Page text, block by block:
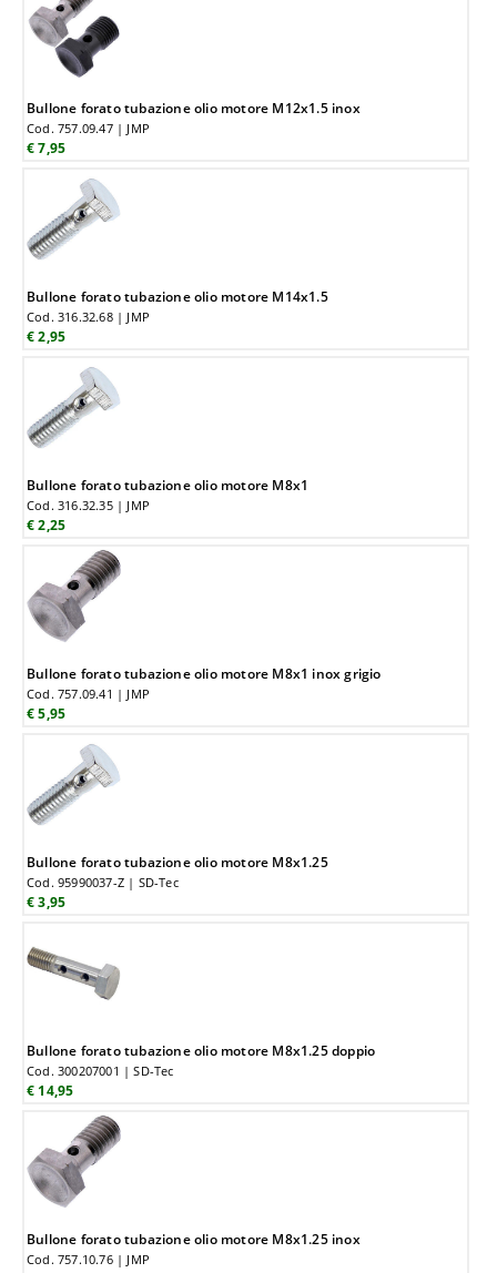
Bullone forato tubazione olio motore M12x1.5 inox
Cod. 757.09.47 | JMP
€ 7,95
Bullone forato tubazione olio motore M14x1.5
Cod. 316.32.68 | JMP
€ 2,95
Bullone forato tubazione olio motore M8x1
Cod. 316.32.35 | JMP
€ 2,25
Bullone forato tubazione olio motore M8x1 inox grigio
Cod. 757.09.41 | JMP
€ 5,95
Bullone forato tubazione olio motore M8x1.25
Cod. 95990037-Z | SD-Tec
€ 3,95
Bullone forato tubazione olio motore M8x1.25 doppio
Cod. 300207001 | SD-Tec
€ 14,95
Bullone forato tubazione olio motore M8x1.25 inox
Cod. 757.10.76 | JMP